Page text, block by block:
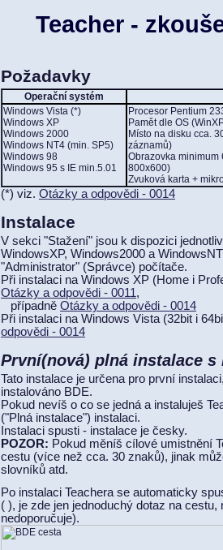
Teacher -
Požadavky
Operační systém
Windows Vista (*)
Windows XP
Windows 2000
Windows NT4 (min. SP5)
Windows 98
Windows 95 s IE min.5.01
Procesor Pentium
Pamět dle OS
Místo na disku cca.
záznamů)
Obrazovka
800x600)
Zvuková karta +
(*) viz. Otázky a odpovědi - 0014
Instalace
V sekci "Stažení" jsou k dispozici
WindowsXP, Windows2000 a
"Administrator" (Správce) počítače.
Při instalaci na Windows XP (Home i
Otázky a odpovědi - 0011,
případně Otázky a odpovědi - 0014
Při instalaci na Windows Vista (32bit i
odpovědi - 0014
První(nová) plná instalace s
Tato instalace je určena pro první
instalováno BDE.
Pokud nevíš o co se jedná a instaluješ
("Plná instalace") instalaci.
Instalaci spusti - instalace je česky.
POZOR: Pokud měníš cílové umistnění
cestu (více než cca. 30 znaků), jinak
slovníků atd.
Po instalaci Teachera se automaticky
( ), je zde jen jednoduchý dotaz na cestu,
nedoporučuje).